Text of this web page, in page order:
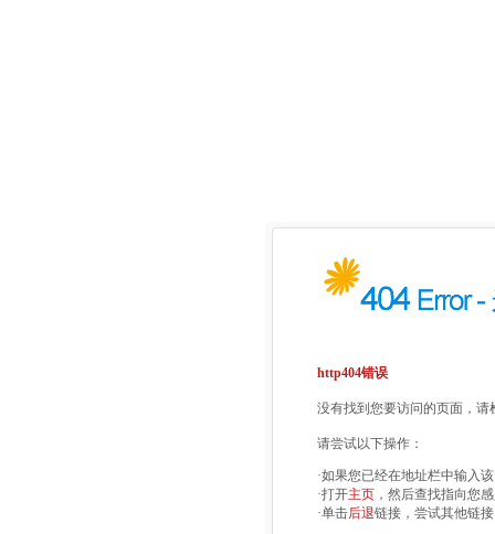
http404错误
没有找到您要访问的页面，请
请尝试以下操作：
·如果您已经在地址栏中输入
·打开主页 ，然后查找指向您
·单击后退链接，尝试其他链